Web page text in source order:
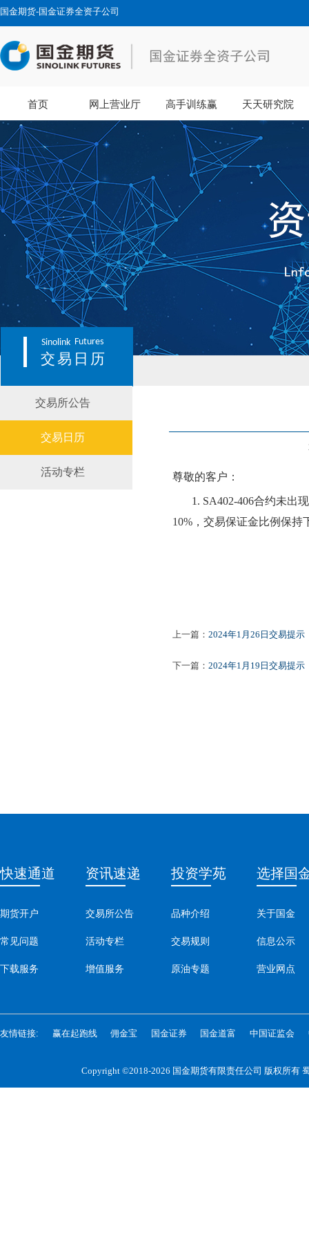
国金期货-国金证券全资子公司
首页 网上营业厅 高手训练赢 天天研究院
Sinolink Futures
交易日历
交易所公告
交易日历
活动专栏 尊敬的客户：
1. SA402-406合约未出
10%，交易保证金比例保持
上一篇： 2024年1月26日交易提示
下一篇： 2024年1月19日交易提示
快速通道
期货开户
常见问题
下载服务
资讯速递
交易所公告
活动专栏
增值服务
投资学苑
品种介绍
交易规则
原油专题
选择国
关于国金
信息公示
营业网点
友情链接: 赢在起跑线 佣金宝 国金证券 国金道富 中国证监会
Copyright ©2018-2026 国金期货有限责任公司 版权所有